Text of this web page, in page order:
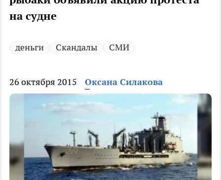
на судне
деньги Скандалы СМИ
26 октября 2015 Оксана Силакова